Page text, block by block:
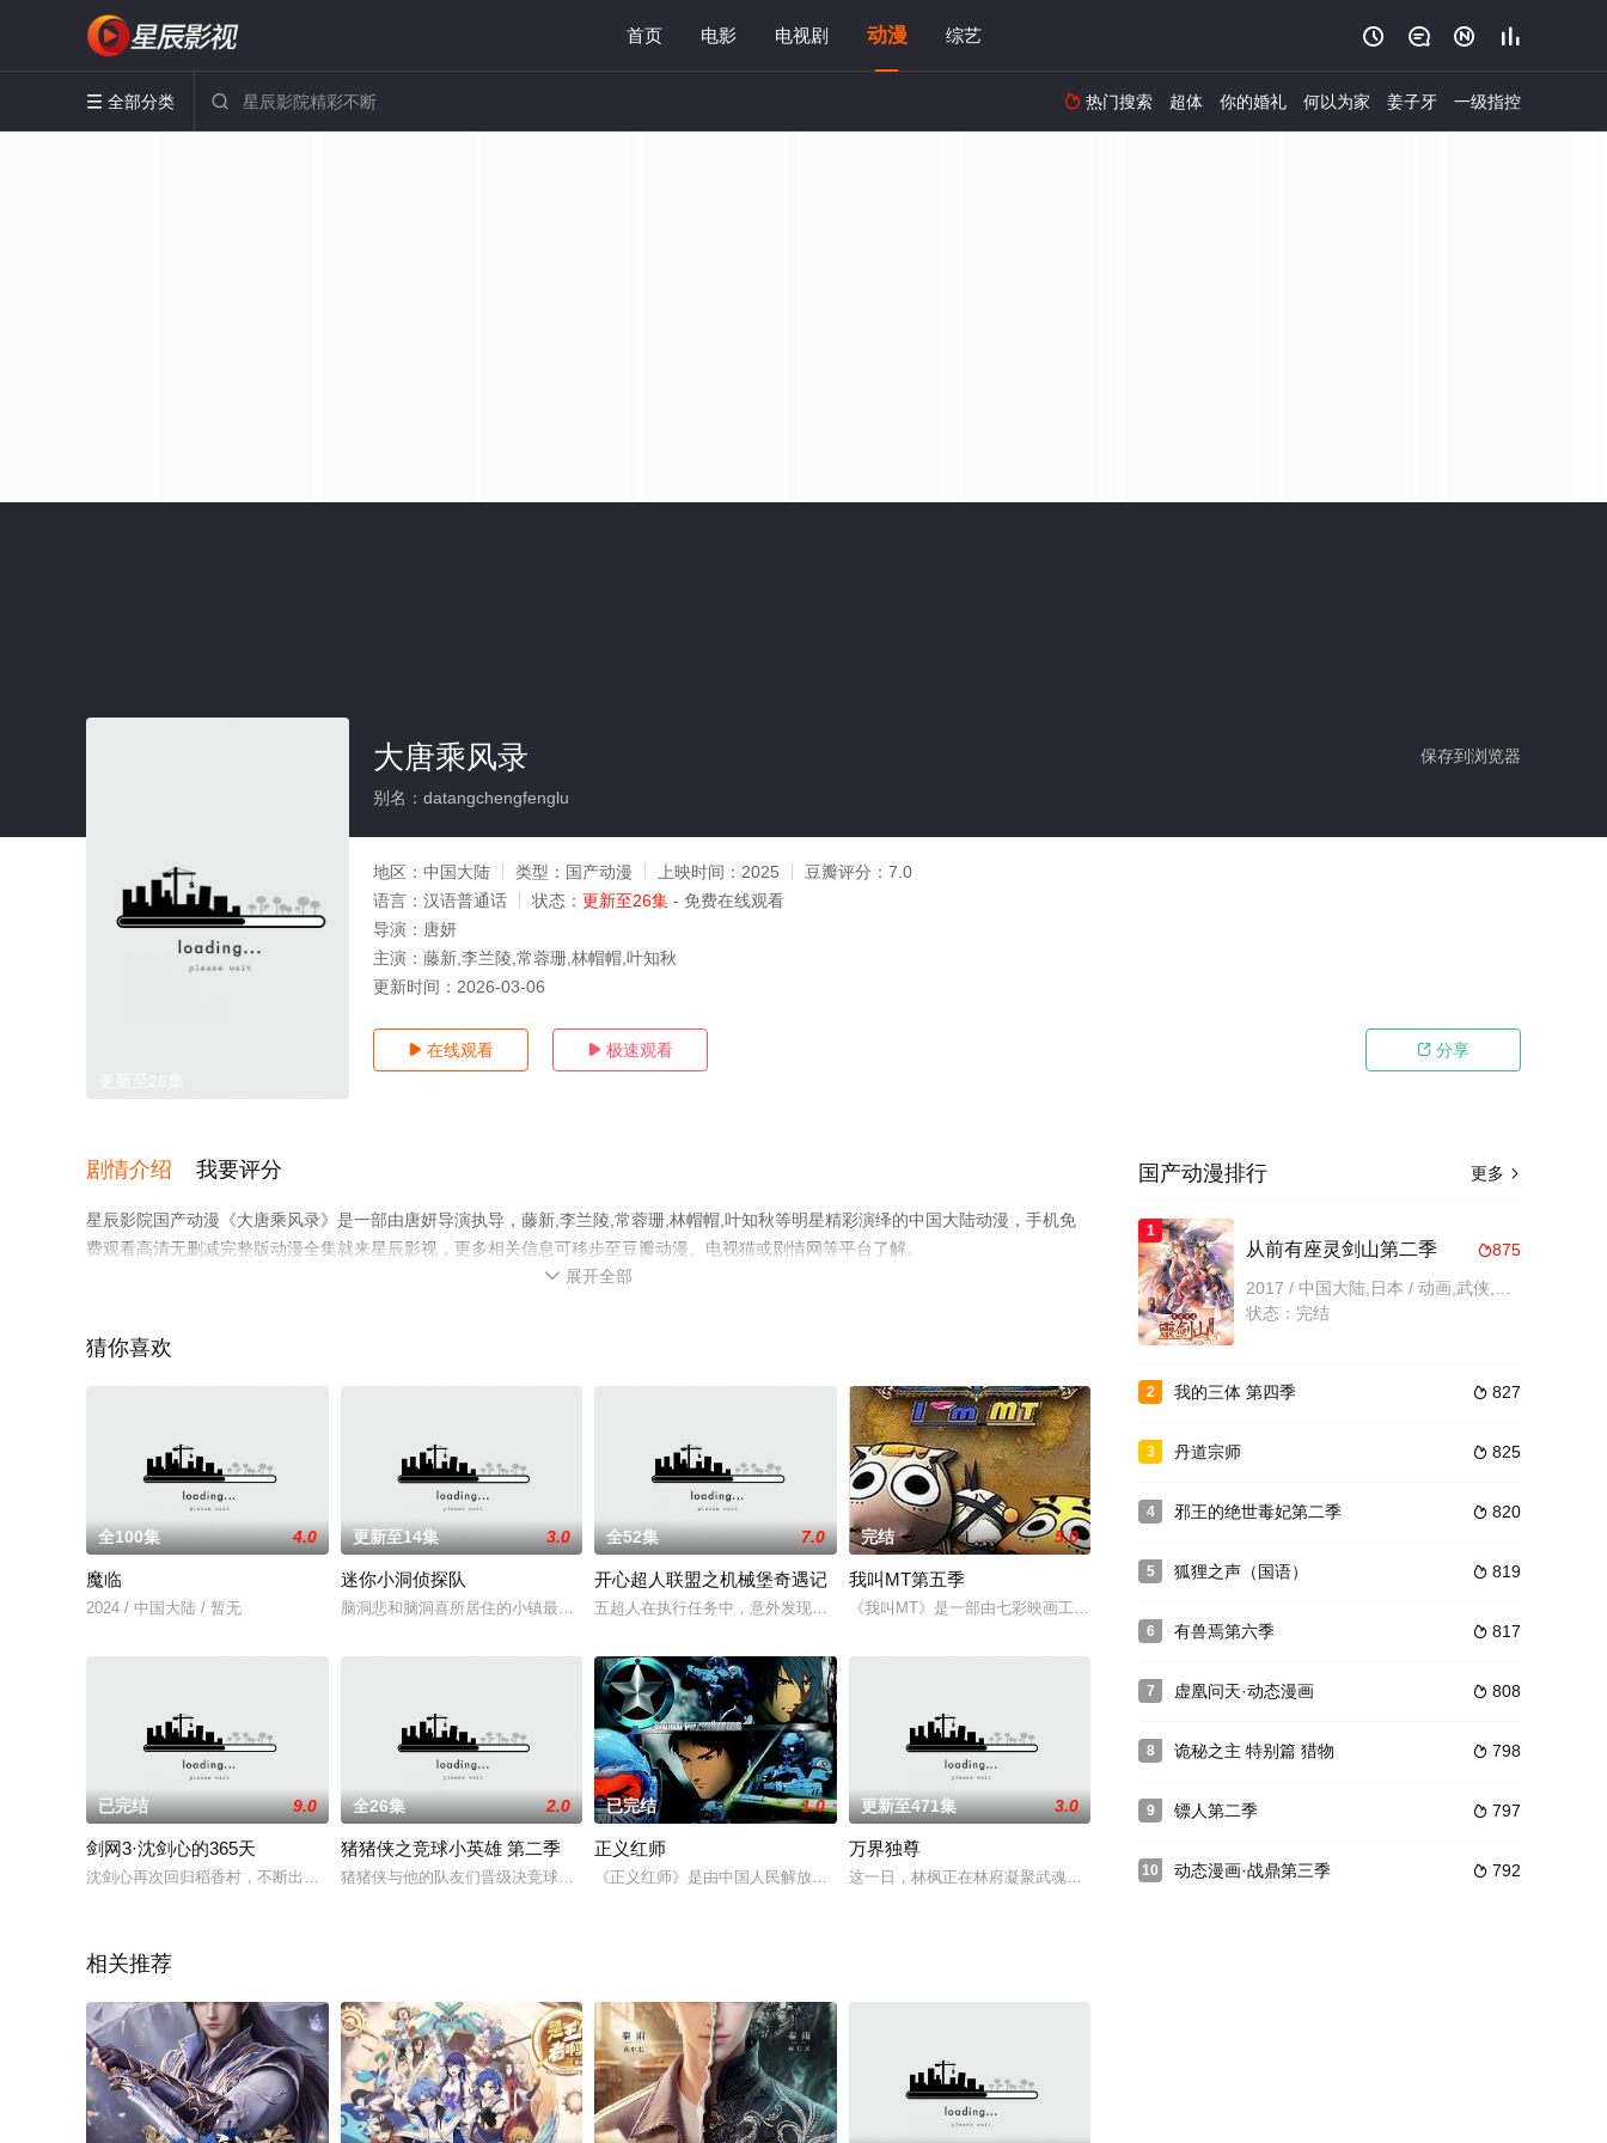
首页 电影 电视剧 动漫 综艺    
 全部分类   热门搜索 超体 你的婚礼 何以为家 姜子牙 一级指控
保存到浏览器
大唐乘风录
别名：datangchengfenglu
地区： 中国大陆 类型： 国产动漫 上映时间： 2025 豆瓣评分： 7.0
语言： 汉语普通话 状态： 更新至26集 - 免费在线观看
导演： 唐妍
主演： 藤新,李兰陵,常蓉珊,林帽帽,叶知秋
更新时间： 2026-03-06
 在线观看  极速观看  分享
剧情介绍 我要评分
星辰影院国产动漫《大唐乘风录》是一部由唐妍导演执导，藤新,李兰陵,常蓉珊,林帽帽,叶知秋等明星精彩演绎的中国大陆动漫，手机免
费观看高清无删减完整版动漫全集就来星辰影视，更多相关信息可移步至豆瓣动漫、电视猫或剧情网等平台了解。
 展开全部
猜你喜欢
全100集 4.0
魔临
2024 / 中国大陆 / 暂无
更新至14集 3.0
迷你小洞侦探队
脑洞悲和脑洞喜所居住的小镇最近常发生一些案件，这天，桶亩队长家的羊突然失踪，因为父亲很看中这只羊，桶亩想法
全52集 7.0
开心超人联盟之机械堡奇遇记
五超人在执行任务中，意外发现体内暗藏了能控制他们的程序代码，在调查过程中，超人们发现所有的线索都指向了宇宙
完结 5.0
我叫MT第五季
《我叫MT》是一部由七彩映画工作室出品的原创3D网络动画，被众多网友冠之以“国产动画新光芒”的动画剧集
已完结 9.0
剑网3·沈剑心的365天
沈剑心再次回归稻香村，不断出现的奇闻、悬案、离谱发明……他和伙伴们将展开全新的冒险历程。
全26集 2.0
猪猪侠之竞球小英雄 第二季
猪猪侠与他的队友们晋级决竞球职业联赛，从此正式成为职业球手。然而在一次比赛中意外扭伤脚离场，是猪猪侠职业生
已完结 1.0
正义红师
《正义红师》是由中国人民解放军八一电影制片厂和深圳市方块动漫画文化发展有限公司联合出品的二维加三维高水准动
更新至471集 3.0
万界独尊
这一日，林枫正在林府凝聚武魂，不想，他才刚将剑武魂修炼成雏形，未婚妻姬漫夭就趁机夺走了他的武魂，
相关推荐
更多 
国产动漫排行
1
875
从前有座灵剑山第二季
状态：完结
2  827
我的三体 第四季
3  825
丹道宗师
4  820
邪王的绝世毒妃第二季
5  819
狐狸之声（国语）
6  817
有兽焉第六季
7  808
虚凰问天·动态漫画
8  798
诡秘之主 特别篇 猎物
9  797
镖人第二季
10  792
动态漫画·战鼎第三季